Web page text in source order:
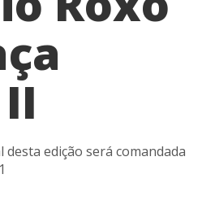
edição será comandada